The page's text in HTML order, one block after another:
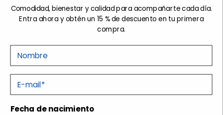
Tecnologías
Envíos y devoluciones
Comodidad, bienestar y calidad para acompañarte cada día.
Entra ahora y obtén un 15 % de descuento en tu primera
compra.
Nome
E-mail
Fecha de nacimiento